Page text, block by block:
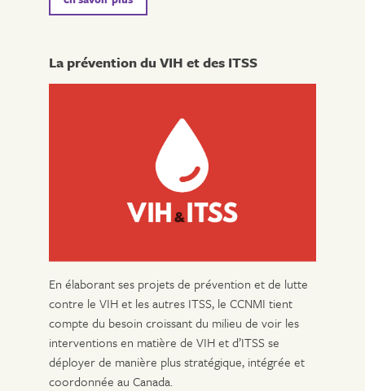
La prévention du VIH et des ITSS
En élaborant ses projets de prévention et de lutte
contre le VIH et les autres ITSS, le CCNMI tient
compte du besoin croissant du milieu de voir les
interventions en matière de VIH et d’ITSS se
déployer de manière plus stratégique, intégrée et
coordonnée au Canada.